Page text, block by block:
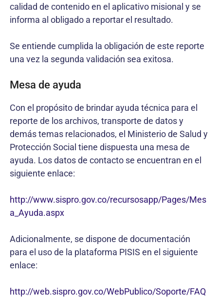
calidad de contenido en el aplicativo misional y se
informa al obligado a reportar el resultado.
Se entiende cumplida la obligación de este reporte
una vez la segunda validación sea exitosa.
Mesa de ayuda
Con el propósito de brindar ayuda técnica para el
reporte de los archivos, transporte de datos y
demás temas relacionados, el Ministerio de Salud y
Protección Social tiene dispuesta una mesa de
ayuda. Los datos de contacto se encuentran en el
siguiente enlace:
http://www.sispro.gov.co/recursosapp/Pages/Mes
a_Ayuda.aspx
Adicionalmente, se dispone de documentación
para el uso de la plataforma PISIS en el siguiente
enlace:
http://web.sispro.gov.co/WebPublico/Soporte/FAQ